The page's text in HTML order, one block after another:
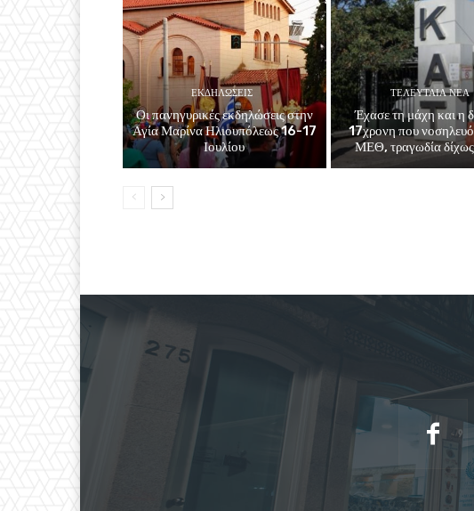
ΕΚΔΗΛΏΣΕΙΣ
Οι πανηγυρικές εκδηλώσεις στην
Αγία Μαρίνα Ηλιουπόλεως 16-17
Ιουλίου
ΤΕΛΕΥΤΑΊΑ ΝΈΑ
Έχασε τη μάχη και η
17χρονη που
ΜΕΘ, τραγωδία